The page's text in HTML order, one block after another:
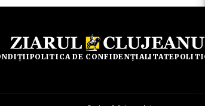
POLITICA DE CONFIDENȚIALITATE